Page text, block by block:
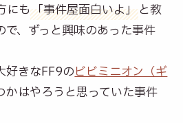
にも「事件屋面白いよ」と教
で、ずっと興味のあった事件
好きなFF9のビビミニオン（ギ
かはやろうと思っていた事件